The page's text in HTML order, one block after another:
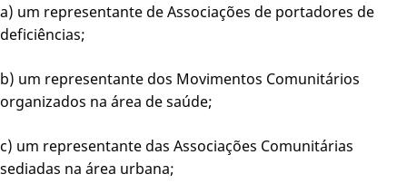
a) um representante de Associações de portadores de
deficiências;
b) um representante dos Movimentos Comunitários
organizados na área de saúde;
c) um representante das Associações Comunitárias
sediadas na área urbana;